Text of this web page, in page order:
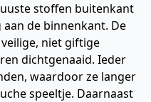
stoffen buitenkant
de binnenkant. De
niet giftige
dichtgenaaid. Ieder
waardoor ze langer
speeltje. Daarnaast